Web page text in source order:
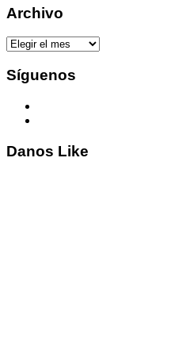
Archivo
Archivo
Síguenos
Danos Like